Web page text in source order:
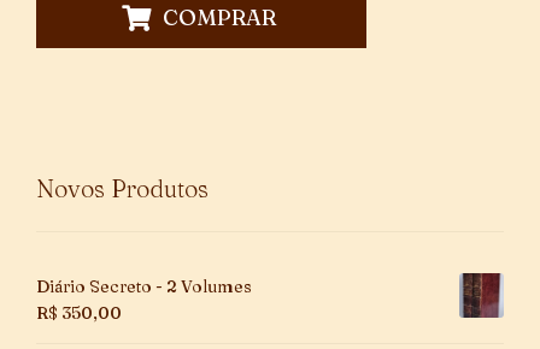
COMPRAR
Novos Produtos
Diário Secreto - 2 Volumes
R$ 350,00